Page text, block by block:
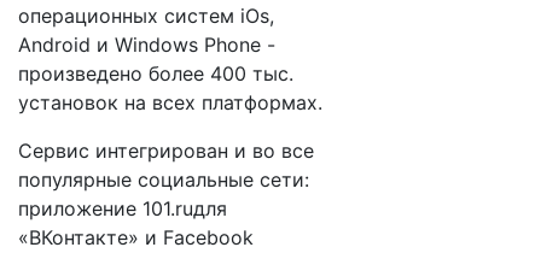
операционных систем iOs,
Android и Windows Phone -
произведено более 400 тыс.
установок на всех платформах.
Сервис интегрирован и во все
популярные социальные сети:
приложение 101.ruдля
«ВКонтакте» и Facebook